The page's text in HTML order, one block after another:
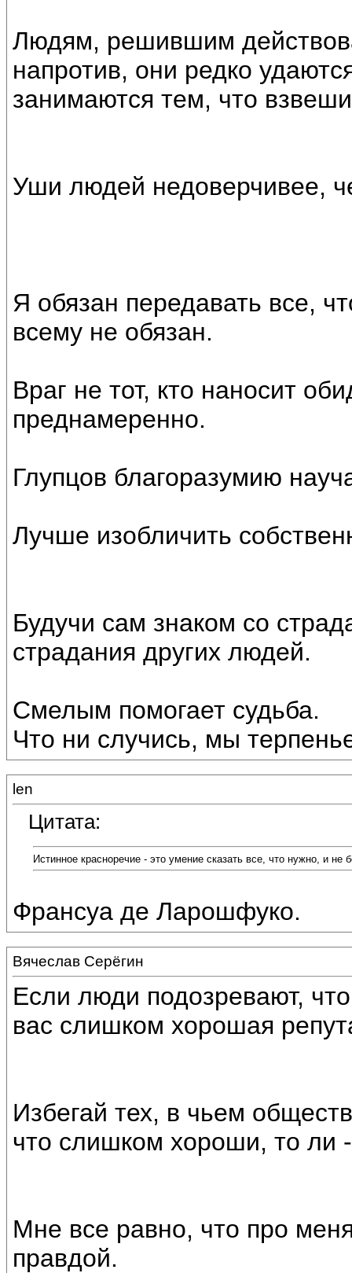
Людям, решившим
напротив, они редко
занимаются тем, что
Уши людей недоверчивее,
Я обязан передавать все,
всему не обязан.
Враг не тот, кто наносит
преднамеренно.
Глупцов благоразумию
Лучше изобличить
Будучи сам знаком со
страдания других людей.
Смелым помогает судьба.
Что ни случись, мы
len
Цитата:
Истинное красноречие - это умение сказать все, что нужно, и не
Франсуа де Ларошфуко.
Вячеслав Серёгин
Если люди подозревают,
вас слишком хорошая
Избегай тех, в чьем
что слишком хороши, то
Мне все равно, что про
правдой.